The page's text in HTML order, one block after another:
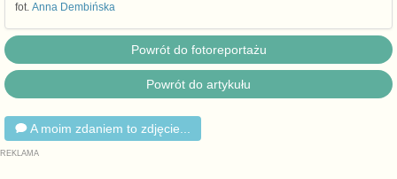
fot. Anna Dembińska
Powrót do fotoreportażu
Powrót do artykułu
A moim zdaniem to zdjęcie...